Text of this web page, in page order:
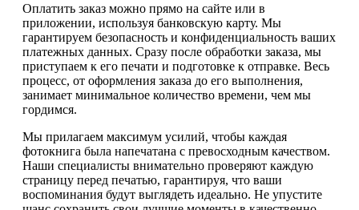
Оплатить заказ можно прямо на сайте или в
приложении, используя банковскую карту. Мы
гарантируем безопасность и конфиденциальность ваших
платежных данных. Сразу после обработки заказа, мы
приступаем к его печати и подготовке к отправке. Весь
процесс, от оформления заказа до его выполнения,
занимает минимальное количество времени, чем мы
гордимся.
Мы прилагаем максимум усилий, чтобы каждая
фотокнига была напечатана с превосходным качеством.
Наши специалисты внимательно проверяют каждую
страницу перед печатью, гарантируя, что ваши
воспоминания будут выглядеть идеально. Не упустите